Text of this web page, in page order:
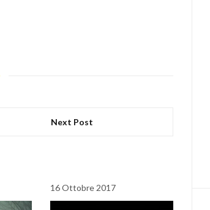
Next Post
16 Ottobre 2017